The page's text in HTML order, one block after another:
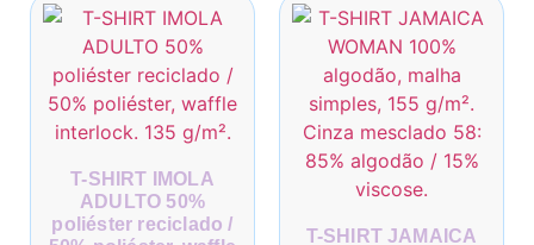
T-SHIRT IMOLA
ADULTO 50%
poliéster reciclado /
T-SHIRT JAMAICA